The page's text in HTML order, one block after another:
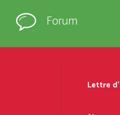
Forum
Lettre